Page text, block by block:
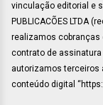
vinculação editorial e
PUBLICACÕES LTDA
realizamos cobranças
contrato de assinatura
autorizamos terceiros
conteúdo digital